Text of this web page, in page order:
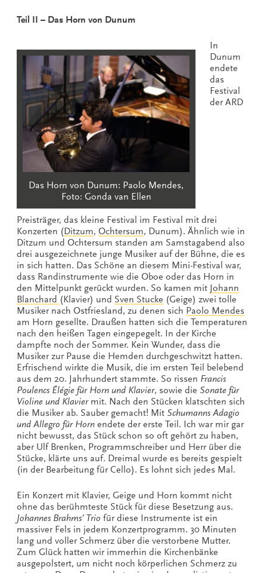
Teil II – Das Horn von Dunum
Das Horn von Dunum: Paolo Mendes,
Foto: Gonda van Ellen
In
Dunum
endete
das
Festival
der ARD
Preisträger, das kleine Festival im Festival mit drei
Konzerten (Ditzum, Ochtersum, Dunum). Ähnlich wie in
Ditzum und Ochtersum standen am Samstagabend also
drei ausgezeichnete junge Musiker auf der Bühne, die es
in sich hatten. Das Schöne an diesem Mini-Festival war,
dass Randinstrumente wie die Oboe oder das Horn in
den Mittelpunkt gerückt wurden. So kamen mit Johann
Blanchard (Klavier) und Sven Stucke (Geige) zwei tolle
Musiker nach Ostfriesland, zu denen sich Paolo Mendes
am Horn gesellte. Draußen hatten sich die Temperaturen
nach den heißen Tagen eingepegelt. In der Kirche
dampfte noch der Sommer. Kein Wunder, dass die
Musiker zur Pause die Hemden durchgeschwitzt hatten.
Erfrischend wirkte die Musik, die im ersten Teil belebend
aus dem 20. Jahrhundert stammte. So rissen Francis
Poulencs Élégie für Horn und Klavier, sowie die Sonate für
Violine und Klaviermit. Nach den Stücken klatschten sich
die Musiker ab. Sauber gemacht! Mit Schumanns Adagio
und Allegro für Horn endete der erste Teil. Ich war mir gar
nicht bewusst, das Stück schon so oft gehört zu haben,
aber Ulf Brenken, Programmschreiber und Herr über die
Stücke, klärte uns auf. Dreimal wurde es bereits gespielt
(in der Bearbeitung für Cello). Es lohnt sich jedes Mal.
Ein Konzert mit Klavier, Geige und Horn kommt nicht
ohne das berühmteste Stück für diese Besetzung aus.
Johannes Brahms’ Trio für diese Instrumente ist ein
massiver Fels in jedem Konzertprogramm. 30 Minuten
lang und voller Schmerz über die verstorbene Mutter.
Zum Glück hatten wir immerhin die Kirchenbänke
ausgepolstert, um nicht noch körperlichen Schmerz zu